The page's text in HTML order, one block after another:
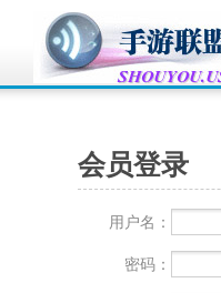
会员登录
用户名：
密码：